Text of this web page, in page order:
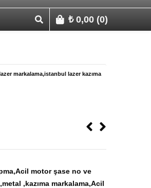
₺0,00 (0)
markalama,istanbul lazer kazıma
motor şase no ve
,kazıma markalama,Acil